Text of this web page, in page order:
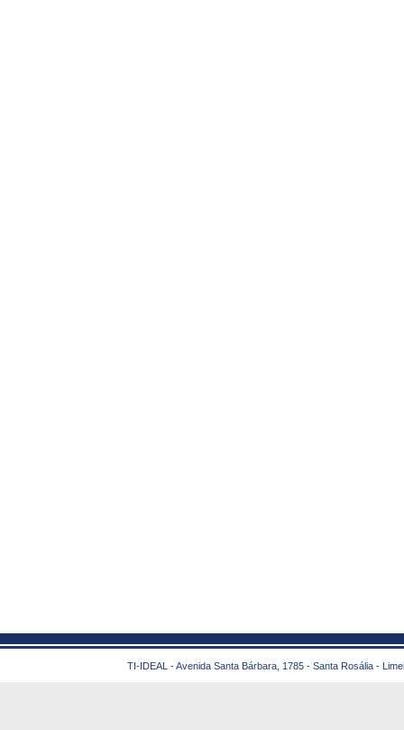
TI-IDEAL - Avenida Santa Bárbara, 1785 - Santa Rosália -